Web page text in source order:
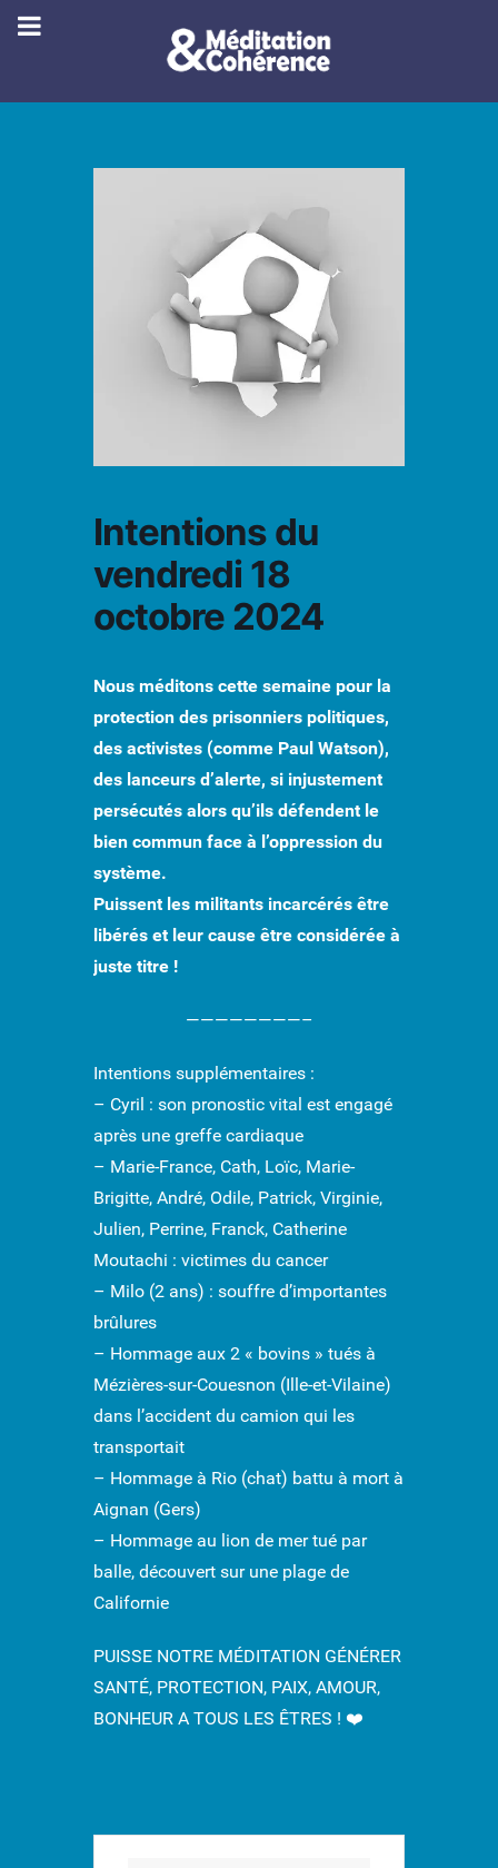
Intentions du
vendredi 18
octobre 2024
Nous méditons cette semaine pour la
protection des prisonniers politiques,
des activistes (comme Paul Watson),
des lanceurs d’alerte, si injustement
persécutés alors qu’ils défendent le
bien commun face à l’oppression du
système.
Puissent les militants incarcérés être
libérés et leur cause être considérée à
juste titre !
————————–
Intentions supplémentaires :
– Cyril : son pronostic vital est engagé
après une greffe cardiaque
– Marie-France, Cath, Loïc, Marie-
Brigitte, André, Odile, Patrick, Virginie,
Julien, Perrine, Franck, Catherine
Moutachi : victimes du cancer
– Milo (2 ans) : souffre d’importantes
brûlures
– Hommage aux 2 « bovins » tués à
Mézières-sur-Couesnon (Ille-et-Vilaine)
dans l’accident du camion qui les
transportait
– Hommage à Rio (chat) battu à mort à
Aignan (Gers)
– Hommage au lion de mer tué par
balle, découvert sur une plage de
Californie
PUISSE NOTRE MÉDITATION GÉNÉRER
SANTÉ, PROTECTION, PAIX, AMOUR,
BONHEUR A TOUS LES ÊTRES ! ❤️